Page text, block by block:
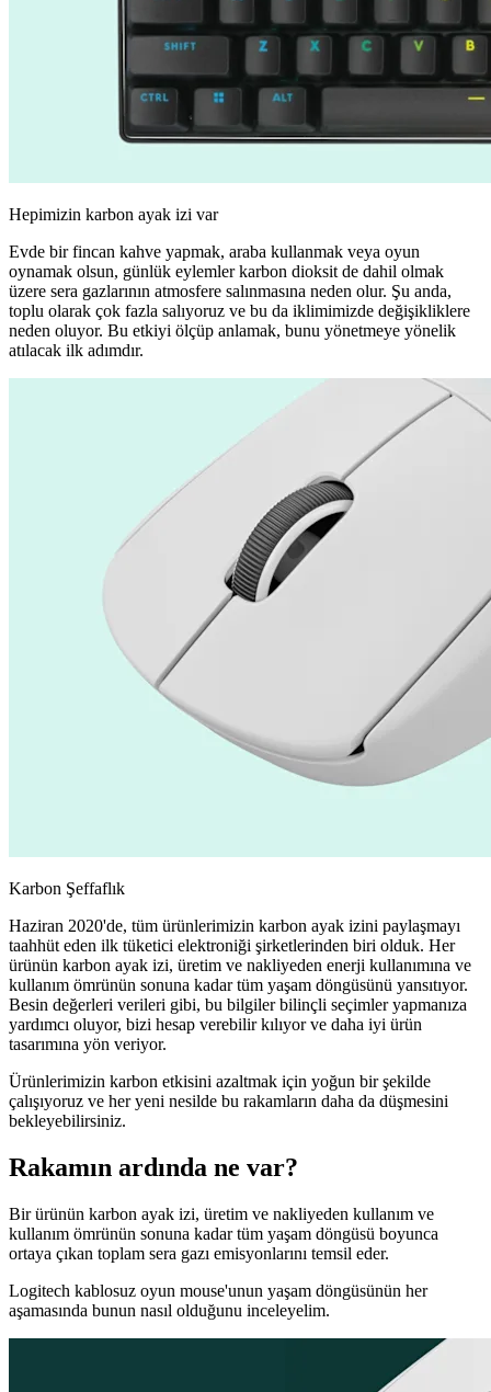
Hepimizin karbon ayak izi var
Evde bir fincan kahve yapmak, araba kullanmak veya oyun
oynamak olsun, günlük eylemler karbon dioksit de dahil olmak
üzere sera gazlarının atmosfere salınmasına neden olur. Şu anda,
toplu olarak çok fazla salıyoruz ve bu da iklimimizde değişikliklere
neden oluyor. Bu etkiyi ölçüp anlamak, bunu yönetmeye yönelik
atılacak ilk adımdır.
Karbon Şeffaflık
Haziran 2020'de, tüm ürünlerimizin karbon ayak izini paylaşmayı
taahhüt eden ilk tüketici elektroniği şirketlerinden biri olduk. Her
ürünün karbon ayak izi, üretim ve nakliyeden enerji kullanımına ve
kullanım ömrünün sonuna kadar tüm yaşam döngüsünü yansıtıyor.
Besin değerleri verileri gibi, bu bilgiler bilinçli seçimler yapmanıza
yardımcı oluyor, bizi hesap verebilir kılıyor ve daha iyi ürün
tasarımına yön veriyor.
Ürünlerimizin karbon etkisini azaltmak için yoğun bir şekilde
çalışıyoruz ve her yeni nesilde bu rakamların daha da düşmesini
bekleyebilirsiniz.
Rakamın ardında ne var?
Bir ürünün karbon ayak izi, üretim ve nakliyeden kullanım ve
kullanım ömrünün sonuna kadar tüm yaşam döngüsü boyunca
ortaya çıkan toplam sera gazı emisyonlarını temsil eder.
Logitech kablosuz oyun mouse'unun yaşam döngüsünün her
aşamasında bunun nasıl olduğunu inceleyelim.